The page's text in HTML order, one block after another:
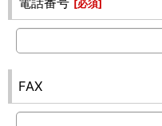
[必須]
FAX